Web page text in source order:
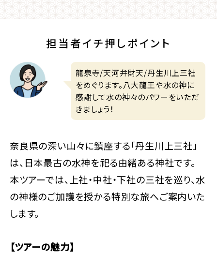
担当者イチ押しポイント
龍泉寺/天河弁財天/丹生川上三社
をめぐります。八大龍王や水の神に
感謝して水の神々のパワーをいただ
きましょう！
奈良県の深い山々に鎮座する「丹生川上三社」
は、日本最古の水神を祀る由緒ある神社です。
本ツアーでは、上社・中社・下社の三社を巡り、水
の神様のご加護を授かる特別な旅へご案内いた
します。
【ツアーの魅力】